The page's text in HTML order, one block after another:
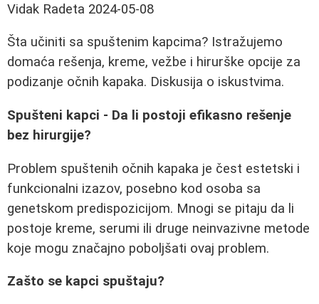
Vidak Radeta 2024-05-08
Šta učiniti sa spuštenim kapcima? Istražujemo
domaća rešenja, kreme, vežbe i hirurške opcije za
podizanje očnih kapaka. Diskusija o iskustvima.
Spušteni kapci - Da li postoji efikasno rešenje
bez hirurgije?
Problem spuštenih očnih kapaka je čest estetski i
funkcionalni izazov, posebno kod osoba sa
genetskom predispozicijom. Mnogi se pitaju da li
postoje kreme, serumi ili druge neinvazivne metode
koje mogu značajno poboljšati ovaj problem.
Zašto se kapci spuštaju?